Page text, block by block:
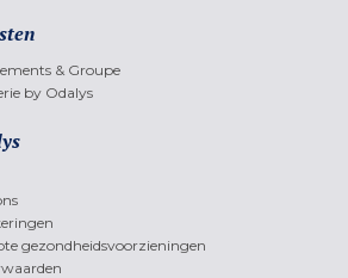
& Groupe
by Odalys
gezondheidsvoorzieningen